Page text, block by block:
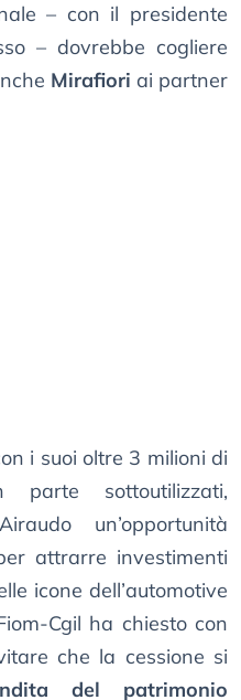
– con il presidente
– dovrebbe cogliere
Mirafiori ai partner
i suoi oltre 3 milioni di
sottoutilizzati,
un’opportunità
attrarre investimenti
icone dell’automotive
Cgil ha chiesto con
che la cessione si
del patrimonio